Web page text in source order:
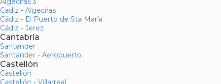
Cadiz - Algeciras
Cádiz - El Puerto de Sta María
Cádiz - Jerez
Cantabria
Santander
Santander - Aeropuerto
Castellón
Castellón
Castellón - Villarreal